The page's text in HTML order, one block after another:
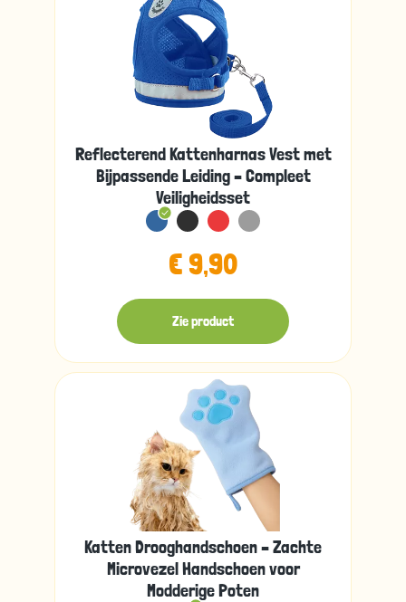
Reflecterend Kattenharnas Vest met
Bijpassende Leiding – Compleet
Veiligheidsset
€ 9,90
Zie product
Katten Drooghandschoen – Zachte
Microvezel Handschoen voor
Modderige Poten